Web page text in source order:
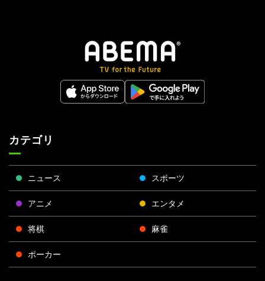
カテゴリ
ニュース スポーツ
アニメ エンタメ
将棋 麻雀
ポーカー